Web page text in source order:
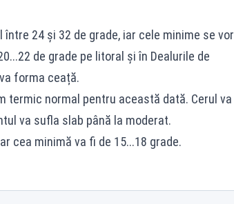
24 și 32 de grade, iar cele minime se vor
de grade pe litoral și în Dealurile de
forma ceață.
termic normal pentru această dată. Cerul va
va sufla slab până la moderat.
cea minimă va fi de 15...18 grade.